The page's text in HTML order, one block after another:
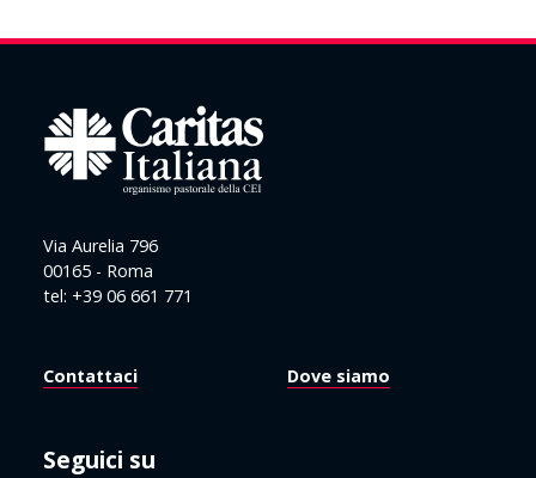
Via Aurelia 796
00165 - Roma
tel: +39 06 661 771
Contattaci Dove siamo
Seguici su